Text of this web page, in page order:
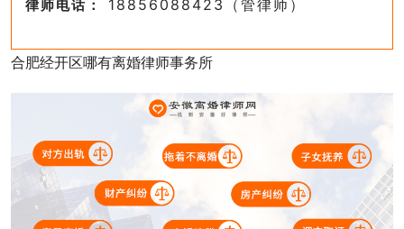
律师电话： 18856088423（管律师）
合肥经开区哪有离婚律师事务所